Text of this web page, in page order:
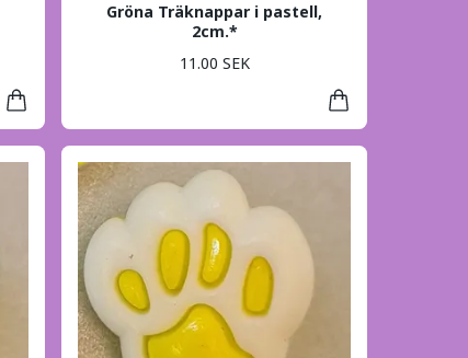
Gröna Träknappar i pastell,
2cm.*
11.00 SEK